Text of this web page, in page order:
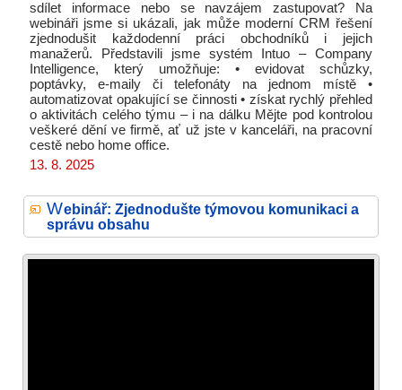
sdílet informace nebo se navzájem zastupovat? Na
webináři jsme si ukázali, jak může moderní CRM řešení
zjednodušit každodenní práci obchodníků i jejich
manažerů. Představili jsme systém Intuo – Company
Intelligence, který umožňuje: • evidovat schůzky,
poptávky, e-maily či telefonáty na jednom místě •
automatizovat opakující se činnosti • získat rychlý přehled
o aktivitách celého týmu – i na dálku Mějte pod kontrolou
veškeré dění ve firmě, ať už jste v kanceláři, na pracovní
cestě nebo home office.
13. 8. 2025
Webinář: Zjednodušte týmovou komunikaci a
správu obsahu